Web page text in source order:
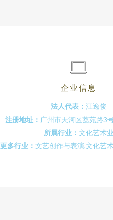
企业信息
法人代表： 江逸俊
注册地址： 广州市天河区荔苑路3
所属行业： 文化艺术
更多行业： 文艺创作与表演,文化艺